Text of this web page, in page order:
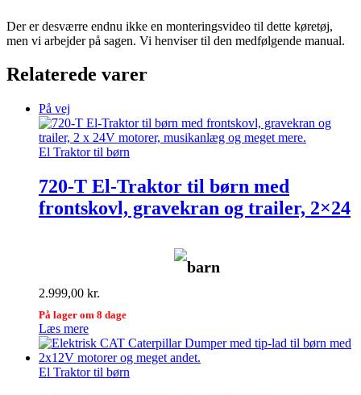
Der er desværre endnu ikke en monteringsvideo til dette køretøj,
men vi arbejder på sagen. Vi henviser til den medfølgende manual.
Relaterede varer
På vej
El Traktor til børn
720-T El-Traktor til børn med
frontskovl, gravekran og trailer, 2×24
barn
2.999,00 kr.
På lager om 8 dage
Læs mere
El Traktor til børn